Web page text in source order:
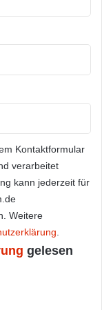
Kontaktformular
verarbeitet
kann jederzeit für
Weitere
.
gelesen